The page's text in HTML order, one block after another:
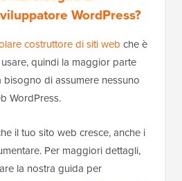
WordPress?
costruttore di siti web che è
quindi la maggior parte
di assumere nessuno
WordPress.
il tuo sito web cresce, anche i
Per maggiori dettagli,
la nostra guida per